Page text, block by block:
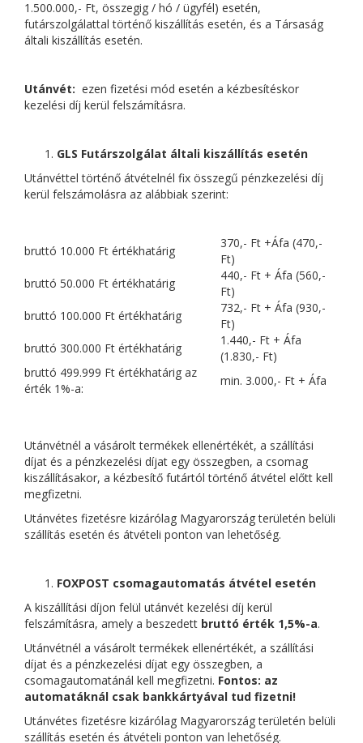
1.500.000,- Ft, összegig / hó / ügyfél) esetén,
futárszolgálattal történő kiszállítás esetén, és a Társaság
általi kiszállítás esetén.
Utánvét: ezen fizetési mód esetén a kézbesítéskor
kezelési díj kerül felszámításra.
GLS Futárszolgálat általi kiszállítás esetén
Utánvéttel történő átvételnél fix összegű pénzkezelési díj
kerül felszámolásra az alábbiak szerint:
bruttó 10.000 Ft értékhatárig
370,- Ft +Áfa (470,-
Ft)
bruttó 50.000 Ft értékhatárig
440,- Ft + Áfa (560,-
Ft)
bruttó 100.000 Ft értékhatárig
732,- Ft + Áfa (930,-
Ft)
bruttó 300.000 Ft értékhatárig
1.440,- Ft + Áfa
(1.830,- Ft)
bruttó 499.999 Ft értékhatárig az
érték 1%-a:
min. 3.000,- Ft + Áfa
Utánvétnél a vásárolt termékek ellenértékét, a szállítási
díjat és a pénzkezelési díjat egy összegben, a csomag
kiszállításakor, a kézbesítő futártól történő átvétel előtt kell
megfizetni.
Utánvétes fizetésre kizárólag Magyarország területén belüli
szállítás esetén és átvételi ponton van lehetőség.
FOXPOST csomagautomatás átvétel esetén
A kiszállítási díjon felül utánvét kezelési díj kerül
felszámításra, amely a beszedett bruttó érték 1,5%-a.
Utánvétnél a vásárolt termékek ellenértékét, a szállítási
díjat és a pénzkezelési díjat egy összegben, a
csomagautomatánál kell megfizetni. Fontos: az
automatáknál csak bankkártyával tud fizetni!
Utánvétes fizetésre kizárólag Magyarország területén belüli
szállítás esetén és átvételi ponton van lehetőség.